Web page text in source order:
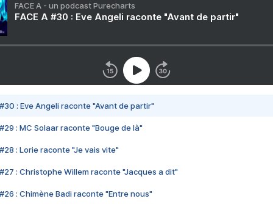
FACE A - un podcast Purecharts
FACE A #30 : Eve Angeli raconte "Avant de partir"
#30 : Eve Angeli raconte "Avant de partir"
#29 : MC Solaar raconte "Bouge de là"
#28 : Lorie raconte "Je vais vite"
#27 : Christophe Willem raconte "Jacques a dit"
#26 : Chimène Badi raconte "Entre nous"